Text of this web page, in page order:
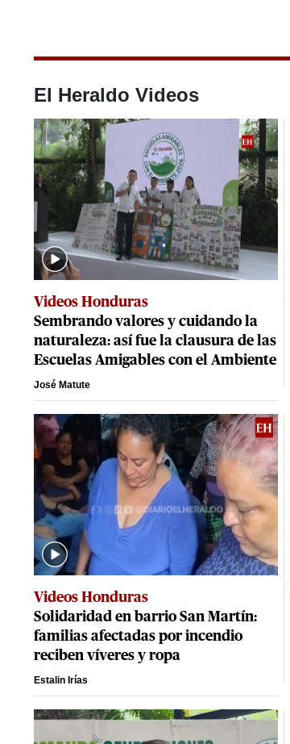
El Heraldo Videos
Videos Honduras
Sembrando valores y cuidando la
naturaleza: así fue la clausura de las
Escuelas Amigables con el Ambiente
José Matute
Videos Honduras
Solidaridad en barrio San Martín:
familias afectadas por incendio
reciben víveres y ropa
Estalin Irías